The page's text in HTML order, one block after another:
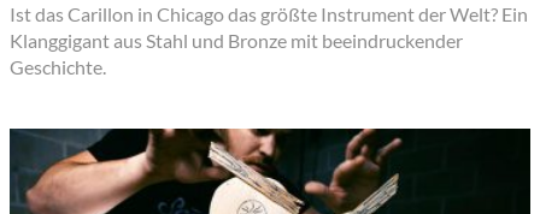
Ist das Carillon in Chicago das größte Instrument der Welt? Ein
Klanggigant aus Stahl und Bronze mit beeindruckender
Geschichte.